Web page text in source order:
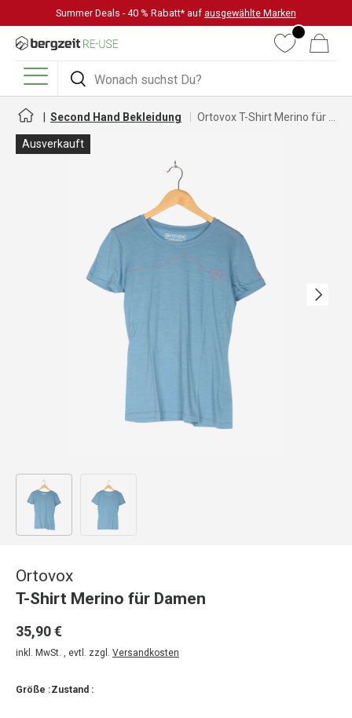
DIREKT ZUM INHALT
Summer Deals - 40 % Rabatt* auf ausgewählte Marken
Suchen
Suchen
WunschlisteWarenkorb
Menü
Second Hand Bekleidung
Ausverkauft
Nächste
Bild 1 in Galerieansicht laden
Ortovox
T-Shirt Merino für Damen
35,90 €
inkl. MwSt. , evtl. zzgl. Versandkosten
Größe :Zustand :